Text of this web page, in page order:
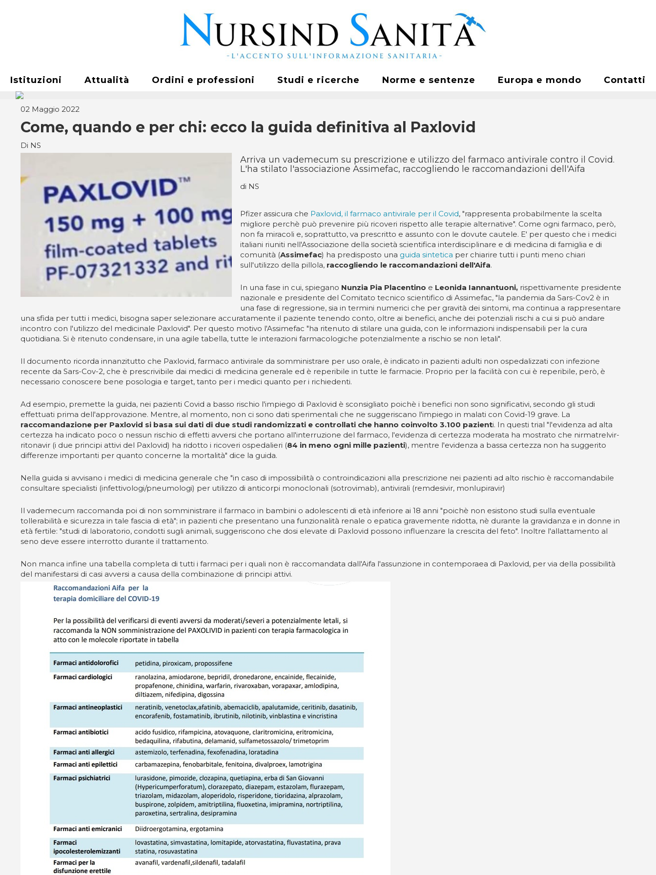
Istituzioni Attualità Ordini e professioni Studi e ricerche Norme e sentenze Europa e mondo Contatti
02 Maggio 2022
Come, quando e per chi: ecco la guida definitiva al Paxlovid
Di NS
Arriva un vademecum su prescrizione e utilizzo del farmaco antivirale contro il Covid.
L'ha stilato l'associazione Assimefac, raccogliendo le raccomandazioni dell'Aifa
di NS
Pfizer assicura che Paxlovid, il farmaco antivirale per il Covid, "rappresenta probabilmente la scelta
migliore perchè può prevenire più ricoveri rispetto alle terapie alternative". Come ogni farmaco, però,
non fa miracoli e, soprattutto, va prescritto e assunto con le dovute cautele. E' per questo che i medici
italiani riuniti nell'Associazione della società scientifica interdisciplinare e di medicina di famiglia e di
comunità (Assimefac) ha predisposto una guida sintetica per chiarire tutti i punti meno chiari
sull'utilizzo della pillola, raccogliendo le raccomandazioni dell'Aifa.
In una fase in cui, spiegano Nunzia Pia Placentino e Leonida Iannantuoni, rispettivamente presidente
nazionale e presidente del Comitato tecnico scientifico di Assimefac, "la pandemia da Sars-Cov2 è in
una fase di regressione, sia in termini numerici che per gravità dei sintomi, ma continua a rappresentare
una sfida per tutti i medici, bisogna saper selezionare accuratamente il paziente tenendo conto, oltre ai benefici, anche dei potenziali rischi a cui si può andare
incontro con l'utilizzo del medicinale Paxlovid". Per questo motivo l'Assimefac "ha ritenuto di stilare una guida, con le informazioni indispensabili per la cura
quotidiana. Si è ritenuto condensare, in una agile tabella, tutte le interazioni farmacologiche potenzialmente a rischio se non letali".
Il documento ricorda innanzitutto che Paxlovid, farmaco antivirale da somministrare per uso orale, è indicato in pazienti adulti non ospedalizzati con infezione
recente da Sars-Cov-2, che è prescrivibile dai medici di medicina generale ed è reperibile in tutte le farmacie. Proprio per la facilità con cui è reperibile, però, è
necessario conoscere bene posologia e target, tanto per i medici quanto per i richiedenti.
Ad esempio, premette la guida, nei pazienti Covid a basso rischio l'impiego di Paxlovid è sconsigliato poichè i benefici non sono significativi, secondo gli studi
effettuati prima dell'approvazione. Mentre, al momento, non ci sono dati sperimentali che ne suggeriscano l'impiego in malati con Covid-19 grave. La
raccomandazione per Paxlovid si basa sui dati di due studi randomizzati e controllati che hanno coinvolto 3.100 pazienti. In questi trial "l'evidenza ad alta
certezza ha indicato poco o nessun rischio di effetti avversi che portano all'interruzione del farmaco, l'evidenza di certezza moderata ha mostrato che nirmatrelvir-
ritonavir (i due principi attivi del Paxlovid) ha ridotto i ricoveri ospedalieri (84 in meno ogni mille pazienti), mentre l'evidenza a bassa certezza non ha suggerito
differenze importanti per quanto concerne la mortalità" dice la guida.
Nella guida si avvisano i medici di medicina generale che "in caso di impossibilità o controindicazioni alla prescrizione nei pazienti ad alto rischio è raccomandabile
consultare specialisti (infettivologi/pneumologi) per utilizzo di anticorpi monoclonali (sotrovimab), antivirali (remdesivir, monlupiravir)
Il vademecum raccomanda poi di non somministrare il farmaco in bambini o adolescenti di età inferiore ai 18 anni "poichè non esistono studi sulla eventuale
tollerabilità e sicurezza in tale fascia di età"; in pazienti che presentano una funzionalità renale o epatica gravemente ridotta, nè durante la gravidanza e in donne in
età fertile: "studi di laboratorio, condotti sugli animali, suggeriscono che dosi elevate di Paxlovid possono influenzare la crescita del feto". Inoltre l'allattamento al
seno deve essere interrotto durante il trattamento.
Non manca infine una tabella completa di tutti i farmaci per i quali non è raccomandata dall'Aifa l'assunzione in contemporaea di Paxlovid, per via della possibilità
del manifestarsi di casi avversi a causa della combinazione di principi attivi.